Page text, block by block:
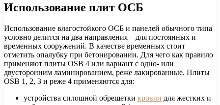
Использование плит ОСБ
Использование влагостойкого ОСБ и панелей обычного типа
условно делится на два направления – для постоянных и
временных сооружений. В качестве временных стоит
отметить опалубку при бетонировании. Для чего как правило
применяют плиты OSB 4 или вариант с одно- или
двусторонним ламинированием, реже лакированные. Плиты
OSB 1, 2, 3 и реже 4 применяются для:
устройства сплошной обрешетки кровли для жестких и